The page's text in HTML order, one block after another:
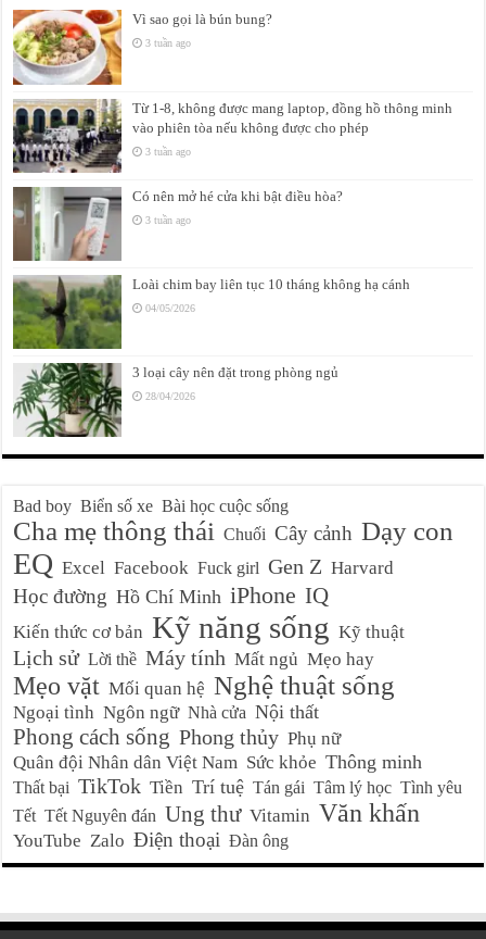
Vì sao gọi là bún bung?
3 tuần ago
Từ 1-8, không được mang laptop, đồng hồ thông minh
vào phiên tòa nếu không được cho phép
3 tuần ago
Có nên mở hé cửa khi bật điều hòa?
3 tuần ago
Loài chim bay liên tục 10 tháng không hạ cánh
04/05/2026
3 loại cây nên đặt trong phòng ngủ
28/04/2026
Bad boy Biển số xe Bài học cuộc sống
Cha mẹ thông thái Chuối Cây cảnh Dạy con
EQ Excel Facebook Fuck girl Gen Z Harvard
Học đường Hồ Chí Minh iPhone IQ
Kiến thức cơ bản Kỹ năng sống Kỹ thuật
Lịch sử Lời thề Máy tính Mất ngủ Mẹo hay
Mẹo vặt Mối quan hệ Nghệ thuật sống
Ngoại tình Ngôn ngữ Nhà cửa Nội thất
Phong cách sống Phong thủy Phụ nữ
Quân đội Nhân dân Việt Nam Sức khỏe Thông minh
Thất bại TikTok Tiền Trí tuệ Tán gái Tâm lý học Tình yêu
Tết Tết Nguyên đán Ung thư Vitamin Văn khấn
YouTube Zalo Điện thoại Đàn ông